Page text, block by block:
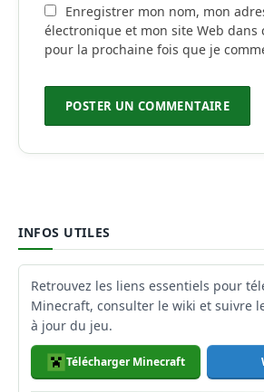
Enregistrer mon nom, mon
électronique et mon site Web dans
pour la prochaine fois que je
INFOS UTILES
Retrouvez les liens essentiels pour
Minecraft, consulter le wiki et suivre
à jour du jeu.
Télécharger Minecraft